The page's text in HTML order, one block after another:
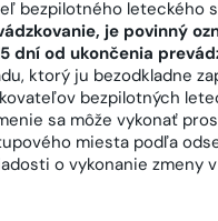
bezpilotného leteckého
je povinný
dní od ukončenia
ktorý ju bezodkladne
bezpilotných
sa môže vykonať
miesta podľa
o vykonanie zmeny